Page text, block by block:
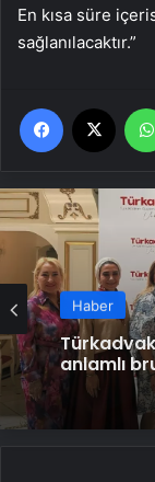
En kısa süre
sağlanılacaktır.”
Facebook
Haber
Toplum
şart